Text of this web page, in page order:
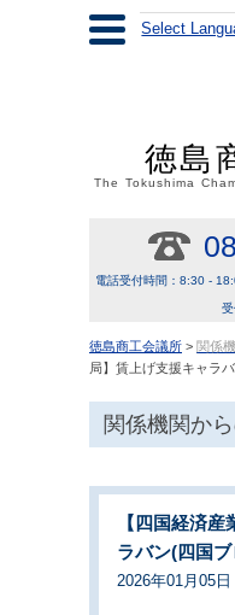
Select
徳島
The Tokushima
電話受付時間：8:30 -
徳島商工会議所 > 関係
局】賃上げ支援キャラ
関係機関か
【四国経済
ラバン(四国
2026年01月05日